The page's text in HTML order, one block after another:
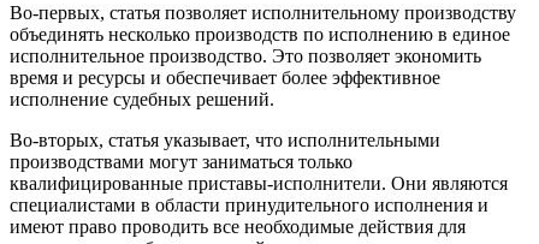
Во-первых, статья позволяет исполнительному производству
объединять несколько производств по исполнению в единое
исполнительное производство. Это позволяет экономить
время и ресурсы и обеспечивает более эффективное
исполнение судебных решений.
Во-вторых, статья указывает, что исполнительными
производствами могут заниматься только
квалифицированные приставы-исполнители. Они являются
специалистами в области принудительного исполнения и
имеют право проводить все необходимые действия для